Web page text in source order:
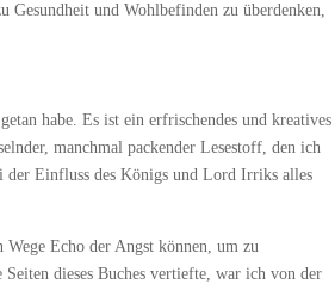
Gesundheit und Wohlbefinden zu überdenken,
habe. Es ist ein erfrischendes und kreatives
manchmal packender Lesestoff, den ich
der Einfluss des Königs und Lord Irriks alles
Echo der Angst können, um zu
dieses Buches vertiefte, war ich von der